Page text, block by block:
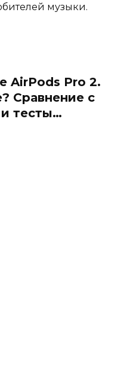
музыки.
AirPods Pro 2.
Сравнение с
тесты…